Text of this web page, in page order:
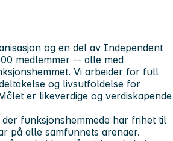
og en del av Independent
medlemmer -- alle med
Vi arbeider for full
og livsutfoldelse for
er likeverdige og verdiskapende
funksjonshemmede har frihet til
på alle samfunnets arenaer.